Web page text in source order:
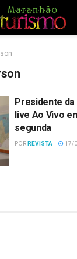
Presidente
live Ao Vivo
segunda
POR REVISTA 17/